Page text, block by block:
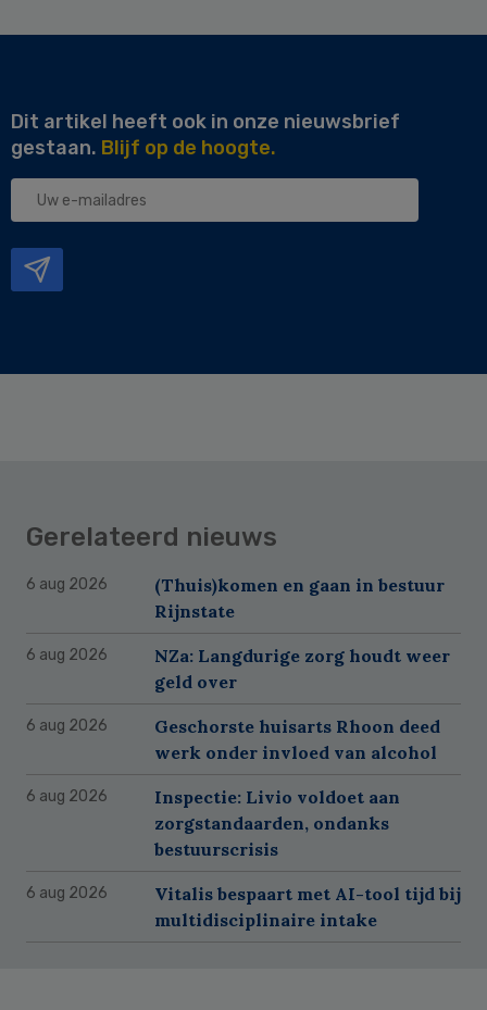
Dit artikel heeft ook in onze nieuwsbrief
gestaan. Blijf op de hoogte.
Uw
Gerelateerd nieuws
6 aug 2026
(Thuis)komen en gaan in bestuur
Rijnstate
6 aug 2026
NZa: Langdurige zorg houdt weer
geld over
6 aug 2026
Geschorste huisarts Rhoon deed
werk onder invloed van alcohol
6 aug 2026
Inspectie: Livio voldoet aan
zorgstandaarden, ondanks
bestuurscrisis
6 aug 2026
Vitalis bespaart met AI-tool tijd bij
multidisciplinaire intake